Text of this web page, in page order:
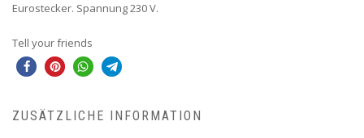
Eurostecker. Spannung 230 V.
Tell your friends
ZUSÄTZLICHE INFORMATION